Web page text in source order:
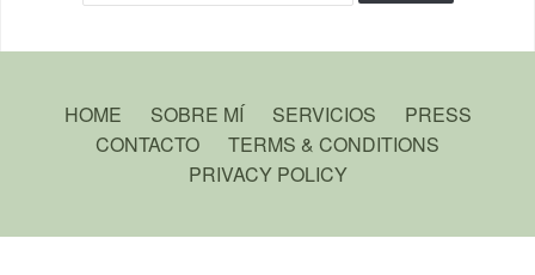
HOME SOBRE MÍ SERVICIOS
PRESS
CONTACTO
TERMS & CONDITIONS
PRIVACY POLICY